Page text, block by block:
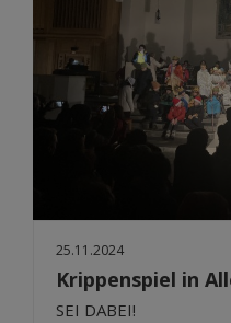
25.11.2024
Krippenspiel in
SEI DABEI!